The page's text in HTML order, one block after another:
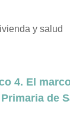
y salud
4. El
de